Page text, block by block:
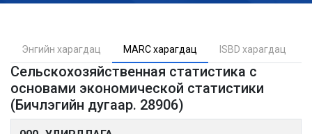
Энгийн харагдац MARC харагдац ISBD харагдац
Сельскохозяйственная статистика с
основами экономической статистики
(Бичлэгийн дугаар. 28906)